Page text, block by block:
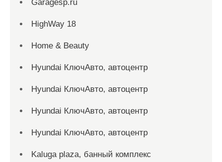
Garagesp.ru
HighWay 18
Home & Beauty
Hyundai КлючАвто, автоцентр
Hyundai КлючАвто, автоцентр
Hyundai КлючАвто, автоцентр
Hyundai КлючАвто, автоцентр
Kaluga plaza, банный комплекс